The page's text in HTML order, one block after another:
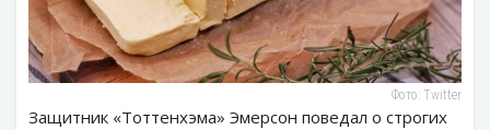
Фото: Twitter
Защитник «Тоттенхэма» Эмерсон поведал о строгих